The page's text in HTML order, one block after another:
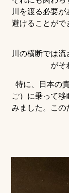
川を渡る必要
避けることがで
川の横断では
がそ
特に、日本の
ご）に乗って
みました。この